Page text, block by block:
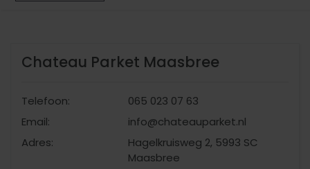
Chateau Parket Maasbree
Telefoon:
065 023 07 63
Email:
info@chateauparket.nl
Adres:
Hagelkruisweg 2, 5993 SC
Maasbree